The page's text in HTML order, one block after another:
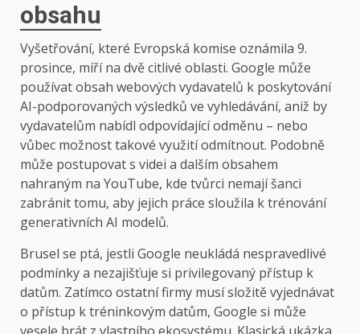
obsahu
Vyšetřování, které Evropská komise oznámila 9.
prosince, míří na dvě citlivé oblasti. Google může
používat obsah webových vydavatelů k poskytování
AI-podporovaných výsledků ve vyhledávání, aniž by
vydavatelům nabídl odpovídající odměnu – nebo
vůbec možnost takové využití odmítnout. Podobně
může postupovat s videi a dalším obsahem
nahraným na YouTube, kde tvůrci nemají šanci
zabránit tomu, aby jejich práce sloužila k trénování
generativních AI modelů.
Brusel se ptá, jestli Google neukládá nespravedlivé
podmínky a nezajišťuje si privilegovaný přístup k
datům. Zatímco ostatní firmy musí složitě vyjednávat
o přístup k tréninkovým datům, Google si může